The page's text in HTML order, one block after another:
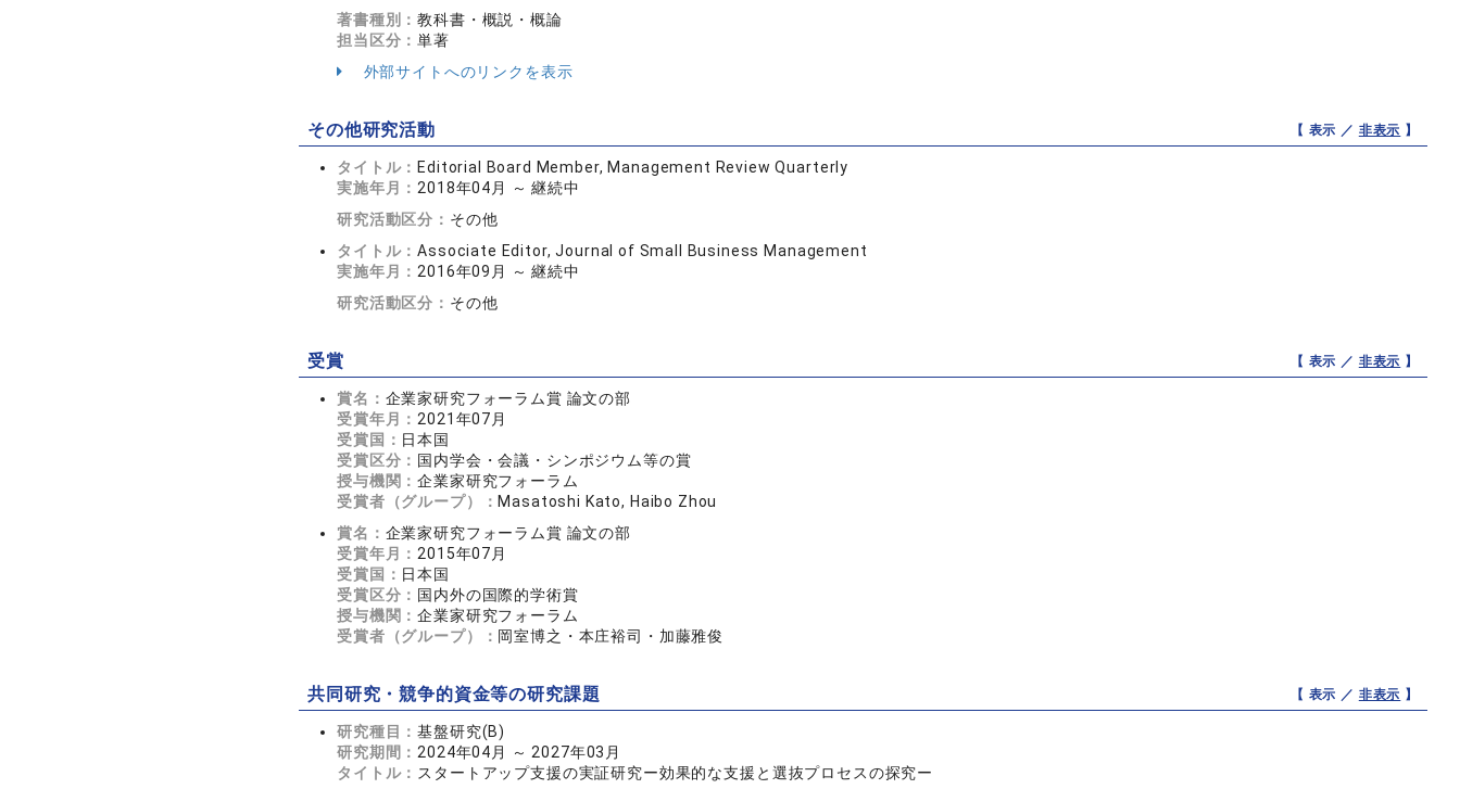
著書種別：教科書・概説・概論
担当区分：単著
外部サイトへのリンクを表示
その他研究活動 【 表示 ／ 非表示 】
タイトル： Editorial Board Member, Management Review Quarterly
実施年月： 2018年04月 ～ 継続中
研究活動区分： その他
タイトル：Associate Editor, Journal of Small Business Management
実施年月： 2016年09月 ～ 継続中
研究活動区分： その他
受賞 【 表示 ／ 非表示 】
賞名： 企業家研究フォーラム賞 論文の部
受賞年月： 2021年07月
受賞国： 日本国
受賞区分： 国内学会・会議・シンポジウム等の賞
授与機関：企業家研究フォーラム
受賞者（グループ）： Masatoshi Kato, Haibo Zhou
賞名： 企業家研究フォーラム賞 論文の部
受賞年月： 2015年07月
受賞国： 日本国
受賞区分： 国内外の国際的学術賞
授与機関：企業家研究フォーラム
受賞者（グループ）： 岡室博之・本庄裕司・加藤雅俊
共同研究・競争的資金等の研究課題 【 表示 ／ 非表示 】
研究種目：基盤研究(B)
研究期間： 2024年04月 ～ 2027年03月
タイトル： スタートアップ支援の実証研究ー効果的な支援と選抜プロセスの探究ー